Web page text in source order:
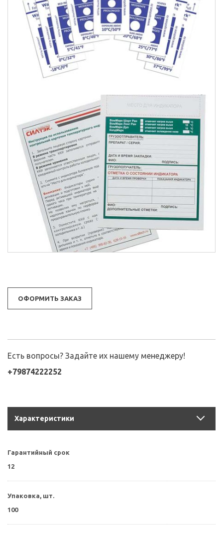
ОФОРМИТЬ ЗАКАЗ
Есть вопросы? Задайте их нашему менеджеру!
+79874222252
Характеристики
Гарантийный срок
12
Упаковка, шт.
100